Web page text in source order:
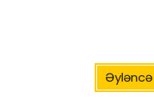
Əyləncə